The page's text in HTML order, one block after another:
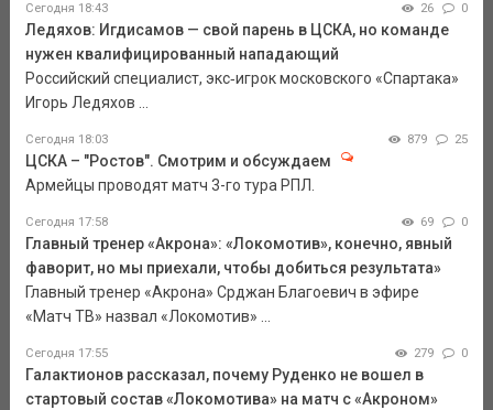
Сегодня 18:43 26 0
Ледяхов: Игдисамов — свой парень в ЦСКА, но команде
нужен квалифицированный нападающий
Российский специалист, экс‑игрок московского «Спартака»
Игорь Ледяхов ...
Сегодня 18:03 879 25
ЦСКА – "Ростов". Смотрим и обсуждаем
Армейцы проводят матч 3-го тура РПЛ.
Сегодня 17:58 69 0
Главный тренер «Акрона»: «Локомотив», конечно, явный
фаворит, но мы приехали, чтобы добиться результата»
Главный тренер «Акрона» Срджан Благоевич в эфире
«Матч ТВ» назвал «Локомотив» ...
Сегодня 17:55 279 0
Галактионов рассказал, почему Руденко не вошел в
стартовый состав «Локомотива» на матч с «Акроном»